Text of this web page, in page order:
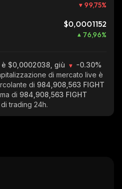
99,75%
$0,0001152
76,96%
è $0,0002038, giù
-0.30%
di mercato live è
di 984,908,563 FIGHT
di 984,908,563 FIGHT
trading 24h.